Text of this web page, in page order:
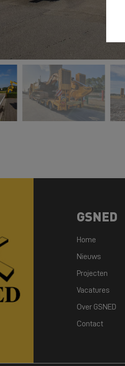
GSNED
Home
Nieuws
Projecten
Vacatures
Over GSNED
Contact